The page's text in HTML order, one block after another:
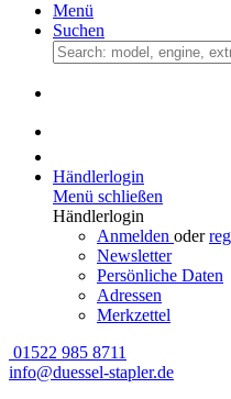
Menü
Suchen
Händlerlogin
Menü schließen
Händlerlogin
Anmelden oder
Newsletter
Persönliche Daten
Adressen
Merkzettel
01522 985 8711
info@duessel-stapler.de